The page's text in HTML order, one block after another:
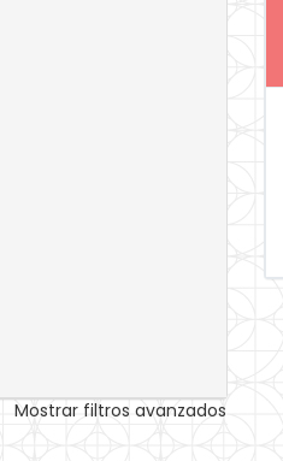
Mostrar filtros avanzados